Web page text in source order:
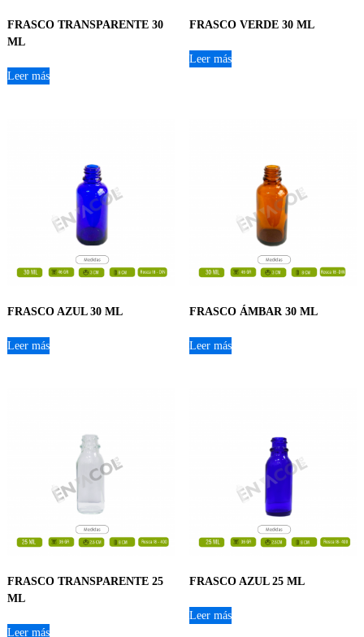
FRASCO TRANSPARENTE 30
ML
Leer más
FRASCO VERDE 30 ML
Leer más
FRASCO AZUL 30 ML
Leer más
FRASCO ÁMBAR 30 ML
Leer más
FRASCO TRANSPARENTE 25
ML
Leer más
FRASCO AZUL 25 ML
Leer más